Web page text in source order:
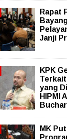
Rapat
Janji
KPK
Terkait
yang
HIPMI
MK